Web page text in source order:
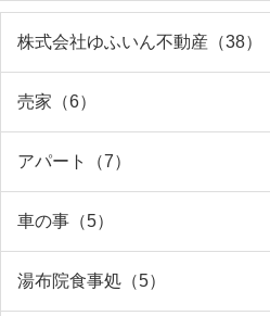
株式会社ゆふいん不動産（38）
売家（6）
アパート（7）
車の事（5）
湯布院食事処（5）